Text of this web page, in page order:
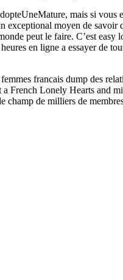
mais si vous
moyen de
peut le faire. C’est easy
en ligne a essayer de
francais dump des
French Lonely Hearts
de milliers de